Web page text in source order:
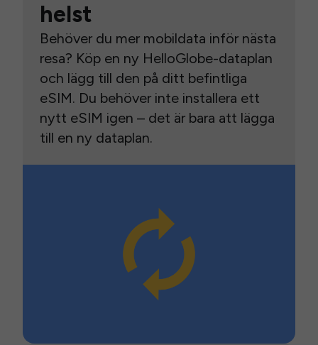
helst
Behöver du mer mobildata inför nästa
resa? Köp en ny HelloGlobe-dataplan
och lägg till den på ditt befintliga
eSIM. Du behöver inte installera ett
nytt eSIM igen – det är bara att lägga
till en ny dataplan.